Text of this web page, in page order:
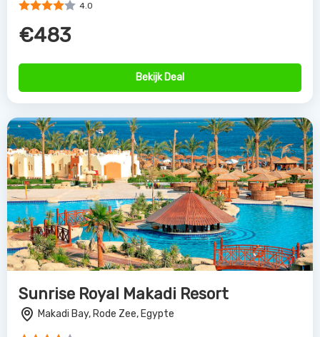
4.0
€483
Bekijk Deal
Sunrise Royal Makadi Resort
Makadi Bay, Rode Zee, Egypte